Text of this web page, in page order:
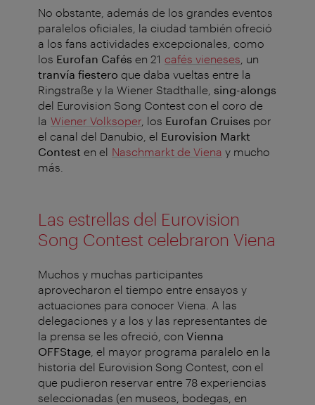
No obstante, además de los grandes eventos
paralelos oficiales, la ciudad también ofreció
a los fans actividades excepcionales, como
los Eurofan Cafés en 21 cafés vieneses , un
tranvía fiestero que daba vueltas entre la
Ringstraße y la Wiener Stadthalle, sing-alongs
del Eurovision Song Contest con el coro de
la Wiener Volksoper , los Eurofan Cruises por
el canal del Danubio, el Eurovision Markt
Contest en el Naschmarkt de Viena y mucho
más.
Las estrellas del Eurovision
Song Contest celebraron Viena
Muchos y muchas participantes
aprovecharon el tiempo entre ensayos y
actuaciones para conocer Viena. A las
delegaciones y a los y las representantes de
la prensa se les ofreció, con Vienna
OFFStage , el mayor programa paralelo en la
historia del Eurovision Song Contest, con el
que pudieron reservar entre 78 experiencias
seleccionadas (en museos, bodegas, en